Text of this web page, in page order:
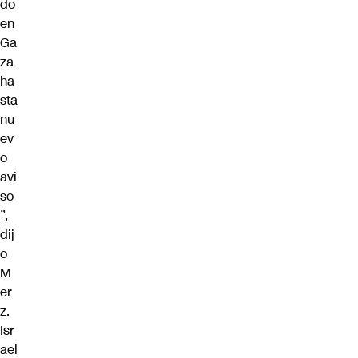
do
en
Ga
za
ha
sta
nu
ev
o
avi
so
”,
dij
o
M
er
z.
Isr
ael